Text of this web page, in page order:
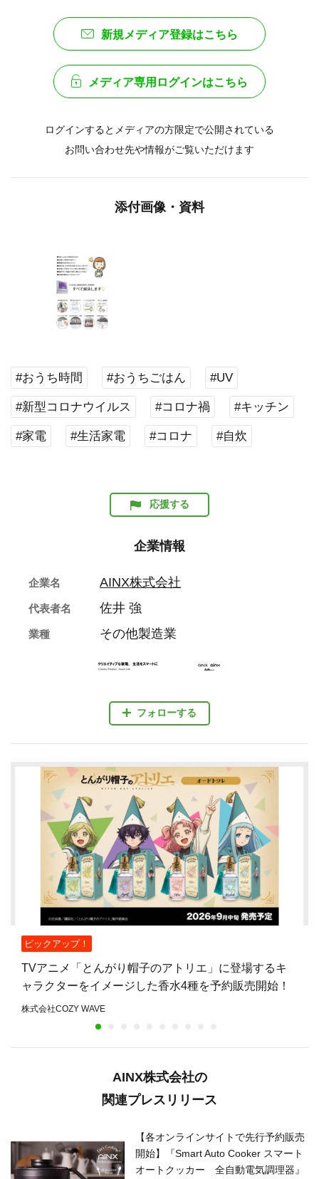
新規メディア登録はこちら
メディア専用ログインはこちら
ログインするとメディアの方限定で公開されている
お問い合わせ先や情報がご覧いただけます
添付画像・資料
#おうち時間 #おうちごはん #UV
#新型コロナウイルス #コロナ禍 #キッチン
#家電 #生活家電 #コロナ #自炊
応援する
企業情報
フォローする
企業名 AINX株式会社
代表者名 佐井 強
業種 その他製造業
ピックアップ！
TVアニメ「とんがり帽子のアトリエ」に登場するキ
ャラクターをイメージした香水4種を予約販売開始！
株式会社COZY WAVE
AINX株式会社の
関連プレスリリース
​【各オンラインサイトで先行予約販売
開始】『Smart Auto Cooker スマート
オートクッカー 全自動電気調理器』